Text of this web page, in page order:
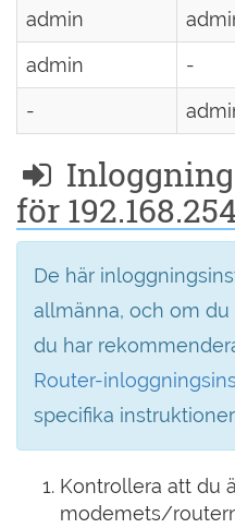
admin
admin
-
-
för
De här
allmänna, och om
du har
Router-
specifika
Kontrollera att du
modemets/